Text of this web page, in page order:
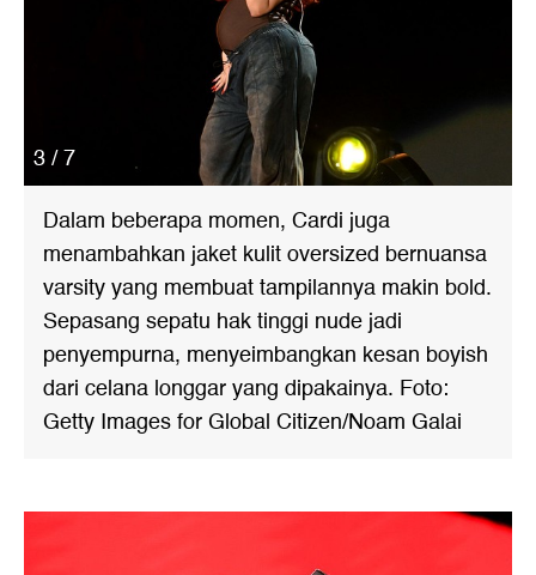
3 / 7
Dalam beberapa momen, Cardi juga
menambahkan jaket kulit oversized bernuansa
varsity yang membuat tampilannya makin bold.
Sepasang sepatu hak tinggi nude jadi
penyempurna, menyeimbangkan kesan boyish
dari celana longgar yang dipakainya. Foto:
Getty Images for Global Citizen/Noam Galai